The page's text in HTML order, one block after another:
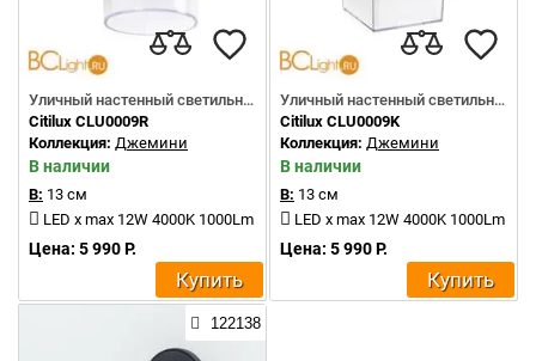
Уличный настенный светильник
Citilux CLU0009R
Коллекция: Джемини
В наличии
В: 13 см
LED x max 12W 4000K 1000Lm
Цена: 5 990 Р.
Купить
Уличный настенный светильник
Citilux CLU0009K
Коллекция: Джемини
В наличии
В: 13 см
LED x max 12W 4000K 1000Lm
Цена: 5 990 Р.
Купить
122138